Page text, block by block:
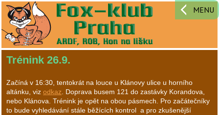
MENU
Trénink 26.9.
Začíná v 16:30, tentokrát na louce u Klánovy ulice u horního
altánku, viz odkaz. Doprava busem 121 do zastávky Korandova,
nebo Klánova. Trénink je opět na obou pásmech. Pro začátečníky
to bude vyhledávání stále běžících kontrol a pro zkušenější